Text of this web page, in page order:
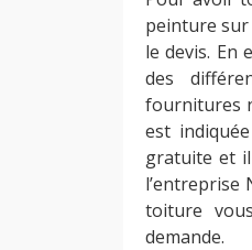
peinture
le devis. En
des
fournitures
est
gratuite et
l’entreprise
toiture
demande.